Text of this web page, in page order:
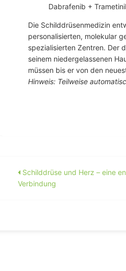
Dabrafenib +
Die Schilddrüsenmedizin
personalisierten, molekular
spezialisierten Zentren. Der
seinem niedergelassenen
müssen bis er von den
Hinweis: Teilweise
Schilddrüse und Herz – eine
Verbindung